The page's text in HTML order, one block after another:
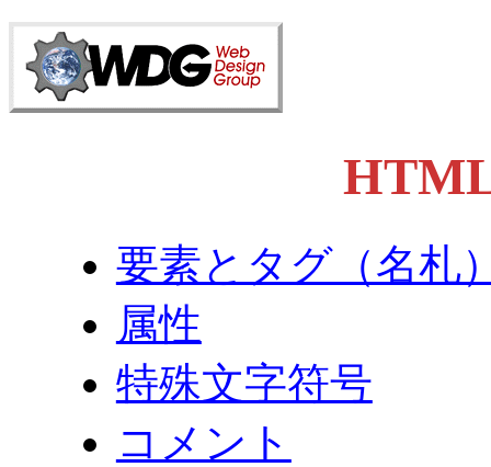
要素とタグ（名札
属性
特殊文字符号
コメント